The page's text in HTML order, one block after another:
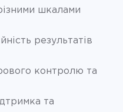
шкалами
результатів
контролю та
та